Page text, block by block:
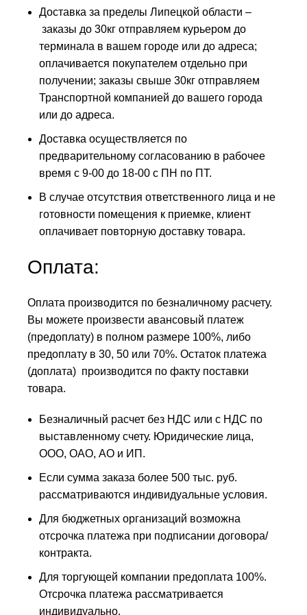
Доставка за пределы Липецкой области –
заказы до 30кг отправляем курьером до
терминала в вашем городе или до адреса;
оплачивается покупателем отдельно при
получении; заказы свыше 30кг отправляем
Транспортной компанией до вашего города
или до адреса.
Доставка осуществляется по
предварительному согласованию в рабочее
время с 9-00 до 18-00 с ПН по ПТ.
В случае отсутствия ответственного лица и не
готовности помещения к приемке, клиент
оплачивает повторную доставку товара.
Оплата:
Оплата производится по безналичному расчету.
Вы можете произвести авансовый платеж
(предоплату) в полном размере 100%, либо
предоплату в 30, 50 или 70%. Остаток платежа
(доплата) производится по факту поставки
товара.
Безналичный расчет без НДС или с НДС по
выставленному счету. Юридические лица,
ООО, ОАО, АО и ИП.
Если сумма заказа более 500 тыс. руб.
рассматриваются индивидуальные условия.
Для бюджетных организаций возможна
отсрочка платежа при подписании договора/
контракта.
Для торгующей компании предоплата 100%.
Отсрочка платежа рассматривается
индивидуально.